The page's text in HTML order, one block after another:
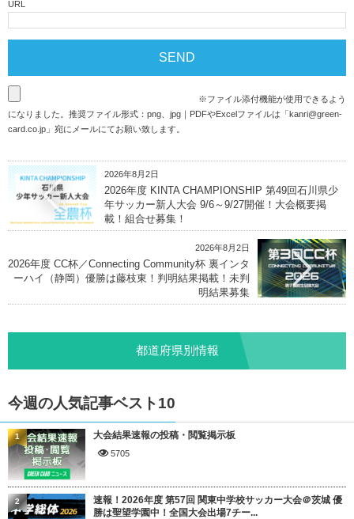
URL
※ファイル添付機能が使用できるよう
になりました。推奨ファイル形式：png、jpg｜PDFやExcelファイルは「kanri@green-
card.co.jp 」宛にメールにてお願い致します。
2026年8月2日
2026年度 KINTA CHAMPIONSHIP 第49回石川県少
年サッカー新人大会 9/6～9/27開催！大会概要掲
載！組合せ募集！
2026年8月2日
2026年度 CC杯／Connecting Community杯 裏インタ
ーハイ（静岡）優勝は藤枝東！判明結果掲載！未判
明結果募集
都道府県別情報
今週の人気記事ベスト10
大会結果速報の投稿・閲覧掲示板
5705
1
速報！2026年度 第57回 関東中学校サッカー大会＠茨城 優
勝は聖望学園中！全国大会出場7チー...
2